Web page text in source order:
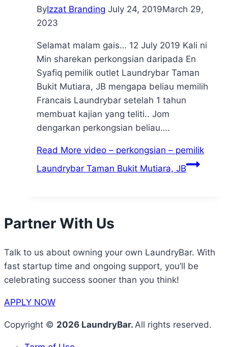
ByIzzat Branding July 24, 2019March 29,
2023
Selamat malam gais… 12 July 2019 Kali ni
Min sharekan perkongsian daripada En
Syafiq pemilik outlet Laundrybar Taman
Bukit Mutiara, JB mengapa beliau memilih
Francais Laundrybar setelah 1 tahun
membuat kajian yang teliti.. Jom
dengarkan perkongsian beliau….
Read More video – perkongsian – pemilik
Laundrybar Taman Bukit Mutiara, JB
Partner With Us
Talk to us about owning your own LaundryBar. With
fast startup time and ongoing support, you’ll be
celebrating success sooner than you think!
APPLY NOW
Copyright © 2026 LaundryBar. All rights reserved.